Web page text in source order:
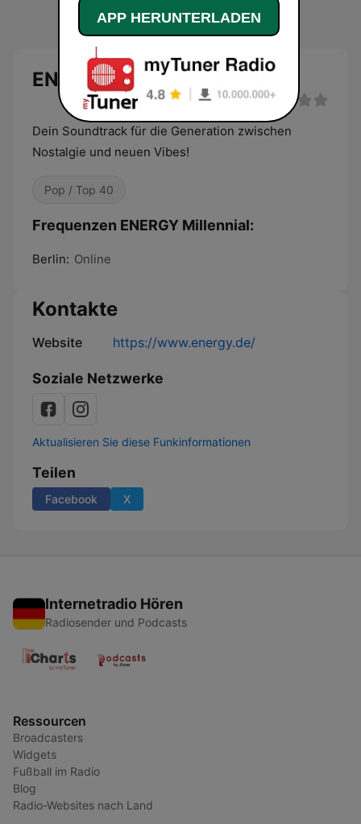
ENERGY Millennial Live
Dein Soundtrack für die Generation zwischen
Nostalgie und neuen Vibes!
Pop / Top 40
Frequenzen ENERGY Millennial:
Berlin: Online
Kontakte
Website https://www.energy.de/
Soziale Netzwerke
Aktualisieren Sie diese Funkinformationen
Teilen
Facebook X
Internetradio Hören
Radiosender und Podcasts
Ressourcen
Broadcasters
Widgets
Fußball im Radio
Blog
Radio-Websites nach Land
APP HERUNTERLADEN